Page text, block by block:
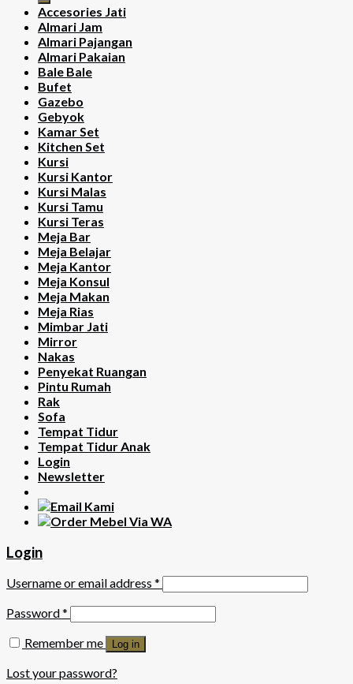
Accesories Jati
Almari Jam
Almari Pajangan
Almari Pakaian
Bale Bale
Bufet
Gazebo
Gebyok
Kamar Set
Kitchen Set
Kursi
Kursi Kantor
Kursi Malas
Kursi Tamu
Kursi Teras
Meja Bar
Meja Belajar
Meja Kantor
Meja Konsul
Meja Makan
Meja Rias
Mimbar Jati
Mirror
Nakas
Penyekat Ruangan
Pintu Rumah
Rak
Sofa
Tempat Tidur
Tempat Tidur Anak
Login
Newsletter
Login
Username or email address *
Password*
Remember me
Log in
Lost your password?